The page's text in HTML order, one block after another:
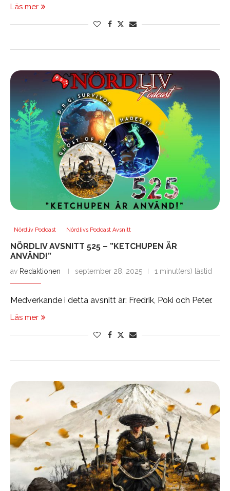
Läs mer
Nördliv Podcast Nördlivs Podcast Avsnitt
NÖRDLIV AVSNITT 525 – ”KETCHUPEN ÄR
ANVÄND!”
av Redaktionen september 28, 2025 1 minut(ers) lästid
Medverkande i detta avsnitt är: Fredrik, Poki och Peter.
Läs mer